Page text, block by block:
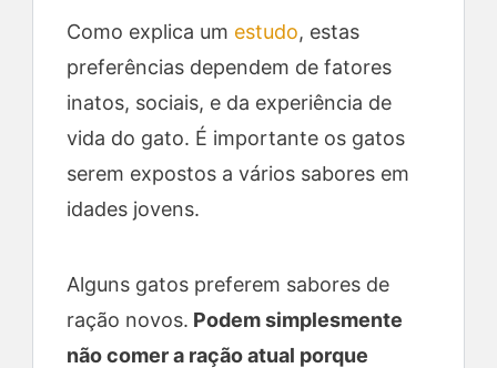
Como explica um estudo, estas
preferências dependem de fatores
inatos, sociais, e da experiência de
vida do gato. É importante os gatos
serem expostos a vários sabores em
idades jovens.
Alguns gatos preferem sabores de
ração novos. Podem simplesmente
não comer a ração atual porque